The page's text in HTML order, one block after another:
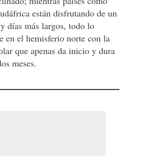
están disfrutando de un
días más largos, todo lo
en el hemisferio norte con la
que apenas da inicio y dura
meses.